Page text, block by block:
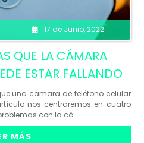
17 de Junio, 2022
QUE LA CÁMARA
ESTAR FALLANDO
una cámara de teléfono celular
nos centraremos en cuatro
con la cá...
MÁS